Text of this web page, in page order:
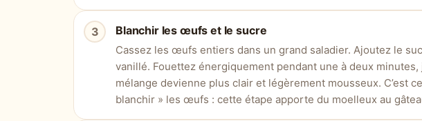
Blanchir les œufs et le sucre
Cassez les œufs entiers dans un grand saladier. Ajoutez le
vanillé. Fouettez énergiquement pendant une à deux minutes,
mélange devienne plus clair et légèrement mousseux. C’est
blanchir » les œufs : cette étape apporte du moelleux au